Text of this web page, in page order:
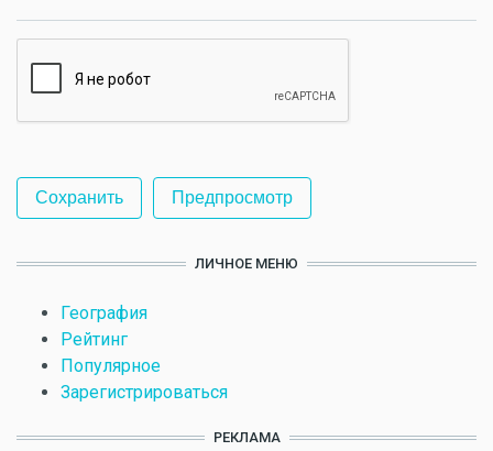
ЛИЧНОЕ МЕНЮ
География
Рейтинг
Популярное
Зарегистрироваться
РЕКЛАМА